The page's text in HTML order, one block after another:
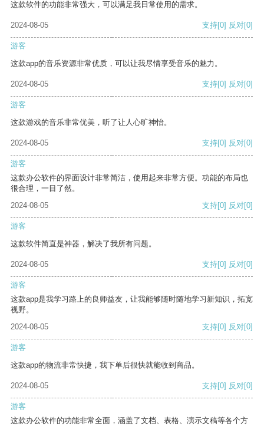
这款软件的功能非常强大，可以满足我日常使用的需求。
2024-08-05 支持[0] 反对[0]
游客
这款app的音乐资源非常优质，可以让我尽情享受音乐的魅力。
2024-08-05 支持[0] 反对[0]
游客
这款游戏的音乐非常优美，听了让人心旷神怡。
2024-08-05 支持[0] 反对[0]
游客
这款办公软件的界面设计非常简洁，使用起来非常方便。功能的布局也
很合理，一目了然。
2024-08-05
支持[0] 反对[0]
游客
这款软件简直是神器，解决了我所有问题。
2024-08-05 支持[0] 反对[0]
游客
这款app是我学习路上的良师益友，让我能够随时随地学习新知识，拓宽
视野。
2024-08-05
支持[0] 反对[0]
游客
这款app的物流非常快捷，我下单后很快就能收到商品。
2024-08-05 支持[0] 反对[0]
游客
这款办公软件的功能非常全面，涵盖了文档、表格、演示文稿等各个方